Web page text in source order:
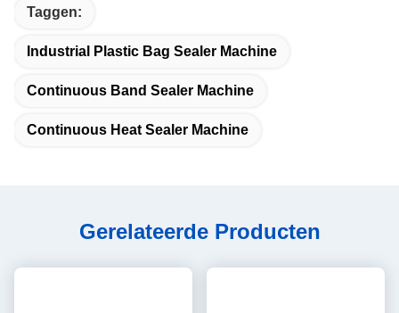
Taggen:
Industrial Plastic Bag Sealer Machine
Continuous Band Sealer Machine
Continuous Heat Sealer Machine
Gerelateerde Producten